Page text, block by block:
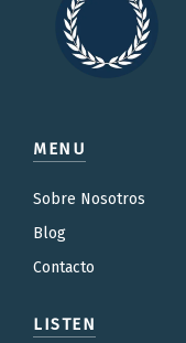
MENU
Sobre Nosotros
Blog
Contacto
LISTEN